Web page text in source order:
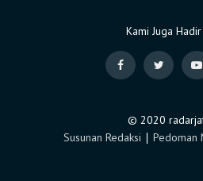
Kami Juga
© 2020
Susunan Redaksi ∣ Pedoman